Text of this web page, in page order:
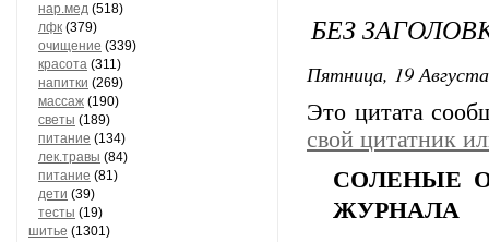
нар.мед (518)
лфк (379)
очищение (339)
красота (311)
напитки (269)
массаж (190)
светы (189)
питание (134)
лек.травы (84)
питание (81)
дети (39)
тесты (19)
шитье (1301)
БЕЗ
Пятница, 19
Это цитата
свой цитатник
COЛEHЫE
ЖУPHAЛA